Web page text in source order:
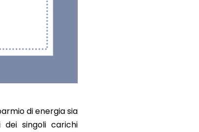
di energia sia
dei singoli carichi